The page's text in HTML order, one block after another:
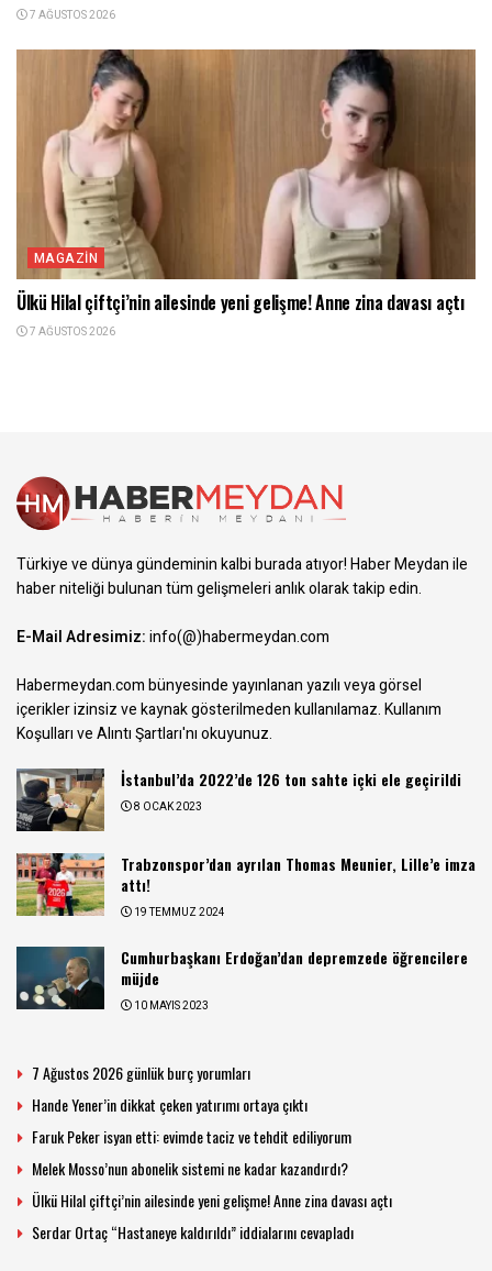
7 AĞUSTOS 2026
MAGAZIN
Ülkü Hilal çiftçi’nin ailesinde yeni gelişme! Anne zina davası açtı
7 AĞUSTOS 2026
Türkiye ve dünya gündeminin kalbi burada atıyor! Haber Meydan ile
haber niteliği bulunan tüm gelişmeleri anlık olarak takip edin.
E-Mail Adresimiz:info(@)habermeydan.com
Habermeydan.com bünyesinde yayınlanan yazılı veya görsel
içerikler izinsiz ve kaynak gösterilmeden kullanılamaz.Kullanım
Koşulları ve Alıntı Şartları'nı okuyunuz.
İstanbul’da 2022’de 126 ton sahte içki ele geçirildi
8 OCAK 2023
Trabzonspor’dan ayrılan Thomas Meunier, Lille’e imza
attı!
19 TEMMUZ 2024
Cumhurbaşkanı Erdoğan’dan depremzede öğrencilere
müjde
10 MAYIS 2023
7 Ağustos 2026 günlük burç yorumları
Hande Yener’in dikkat çeken yatırımı ortaya çıktı
Faruk Peker isyan etti: evimde taciz ve tehdit ediliyorum
Melek Mosso’nun abonelik sistemi ne kadar kazandırdı?
Ülkü Hilal çiftçi’nin ailesinde yeni gelişme! Anne zina davası açtı
Serdar Ortaç “Hastaneye kaldırıldı” iddialarını cevapladı